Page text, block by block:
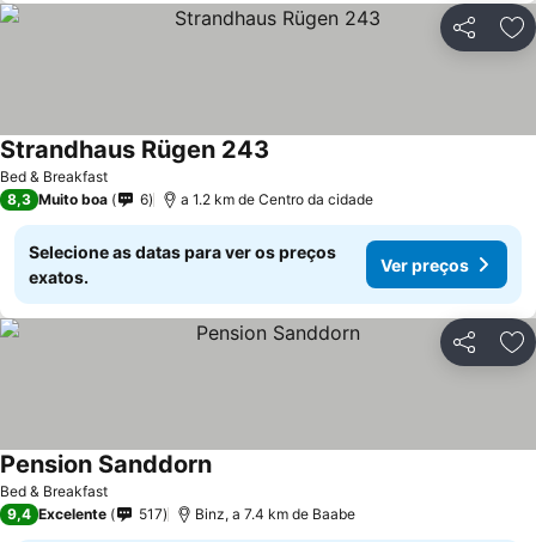
Partilhar
Bed & Breakfast
Strandhaus Rügen 243
8,3 Muito boa 6 a 1.2 km de Centro da cidade
Selecione as datas para ver os preços
exatos.
Ver preços
Partilhar
Bed & Breakfast
Pension Sanddorn
9,4 Excelente 517 Binz, a 7.4 km de Baabe